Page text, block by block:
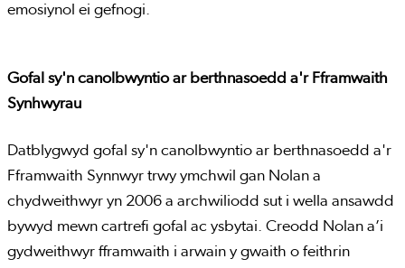
emosiynol ei gefnogi.
Gofal sy'n canolbwyntio ar berthnasoedd a'r Fframwaith
Synhwyrau
Datblygwyd gofal sy'n canolbwyntio ar berthnasoedd a'r
Fframwaith Synnwyr trwy ymchwil gan Nolan a
chydweithwyr yn 2006 a archwiliodd sut i wella ansawdd
bywyd mewn cartrefi gofal ac ysbytai. Creodd Nolan a’i
gydweithwyr fframwaith i arwain y gwaith o feithrin